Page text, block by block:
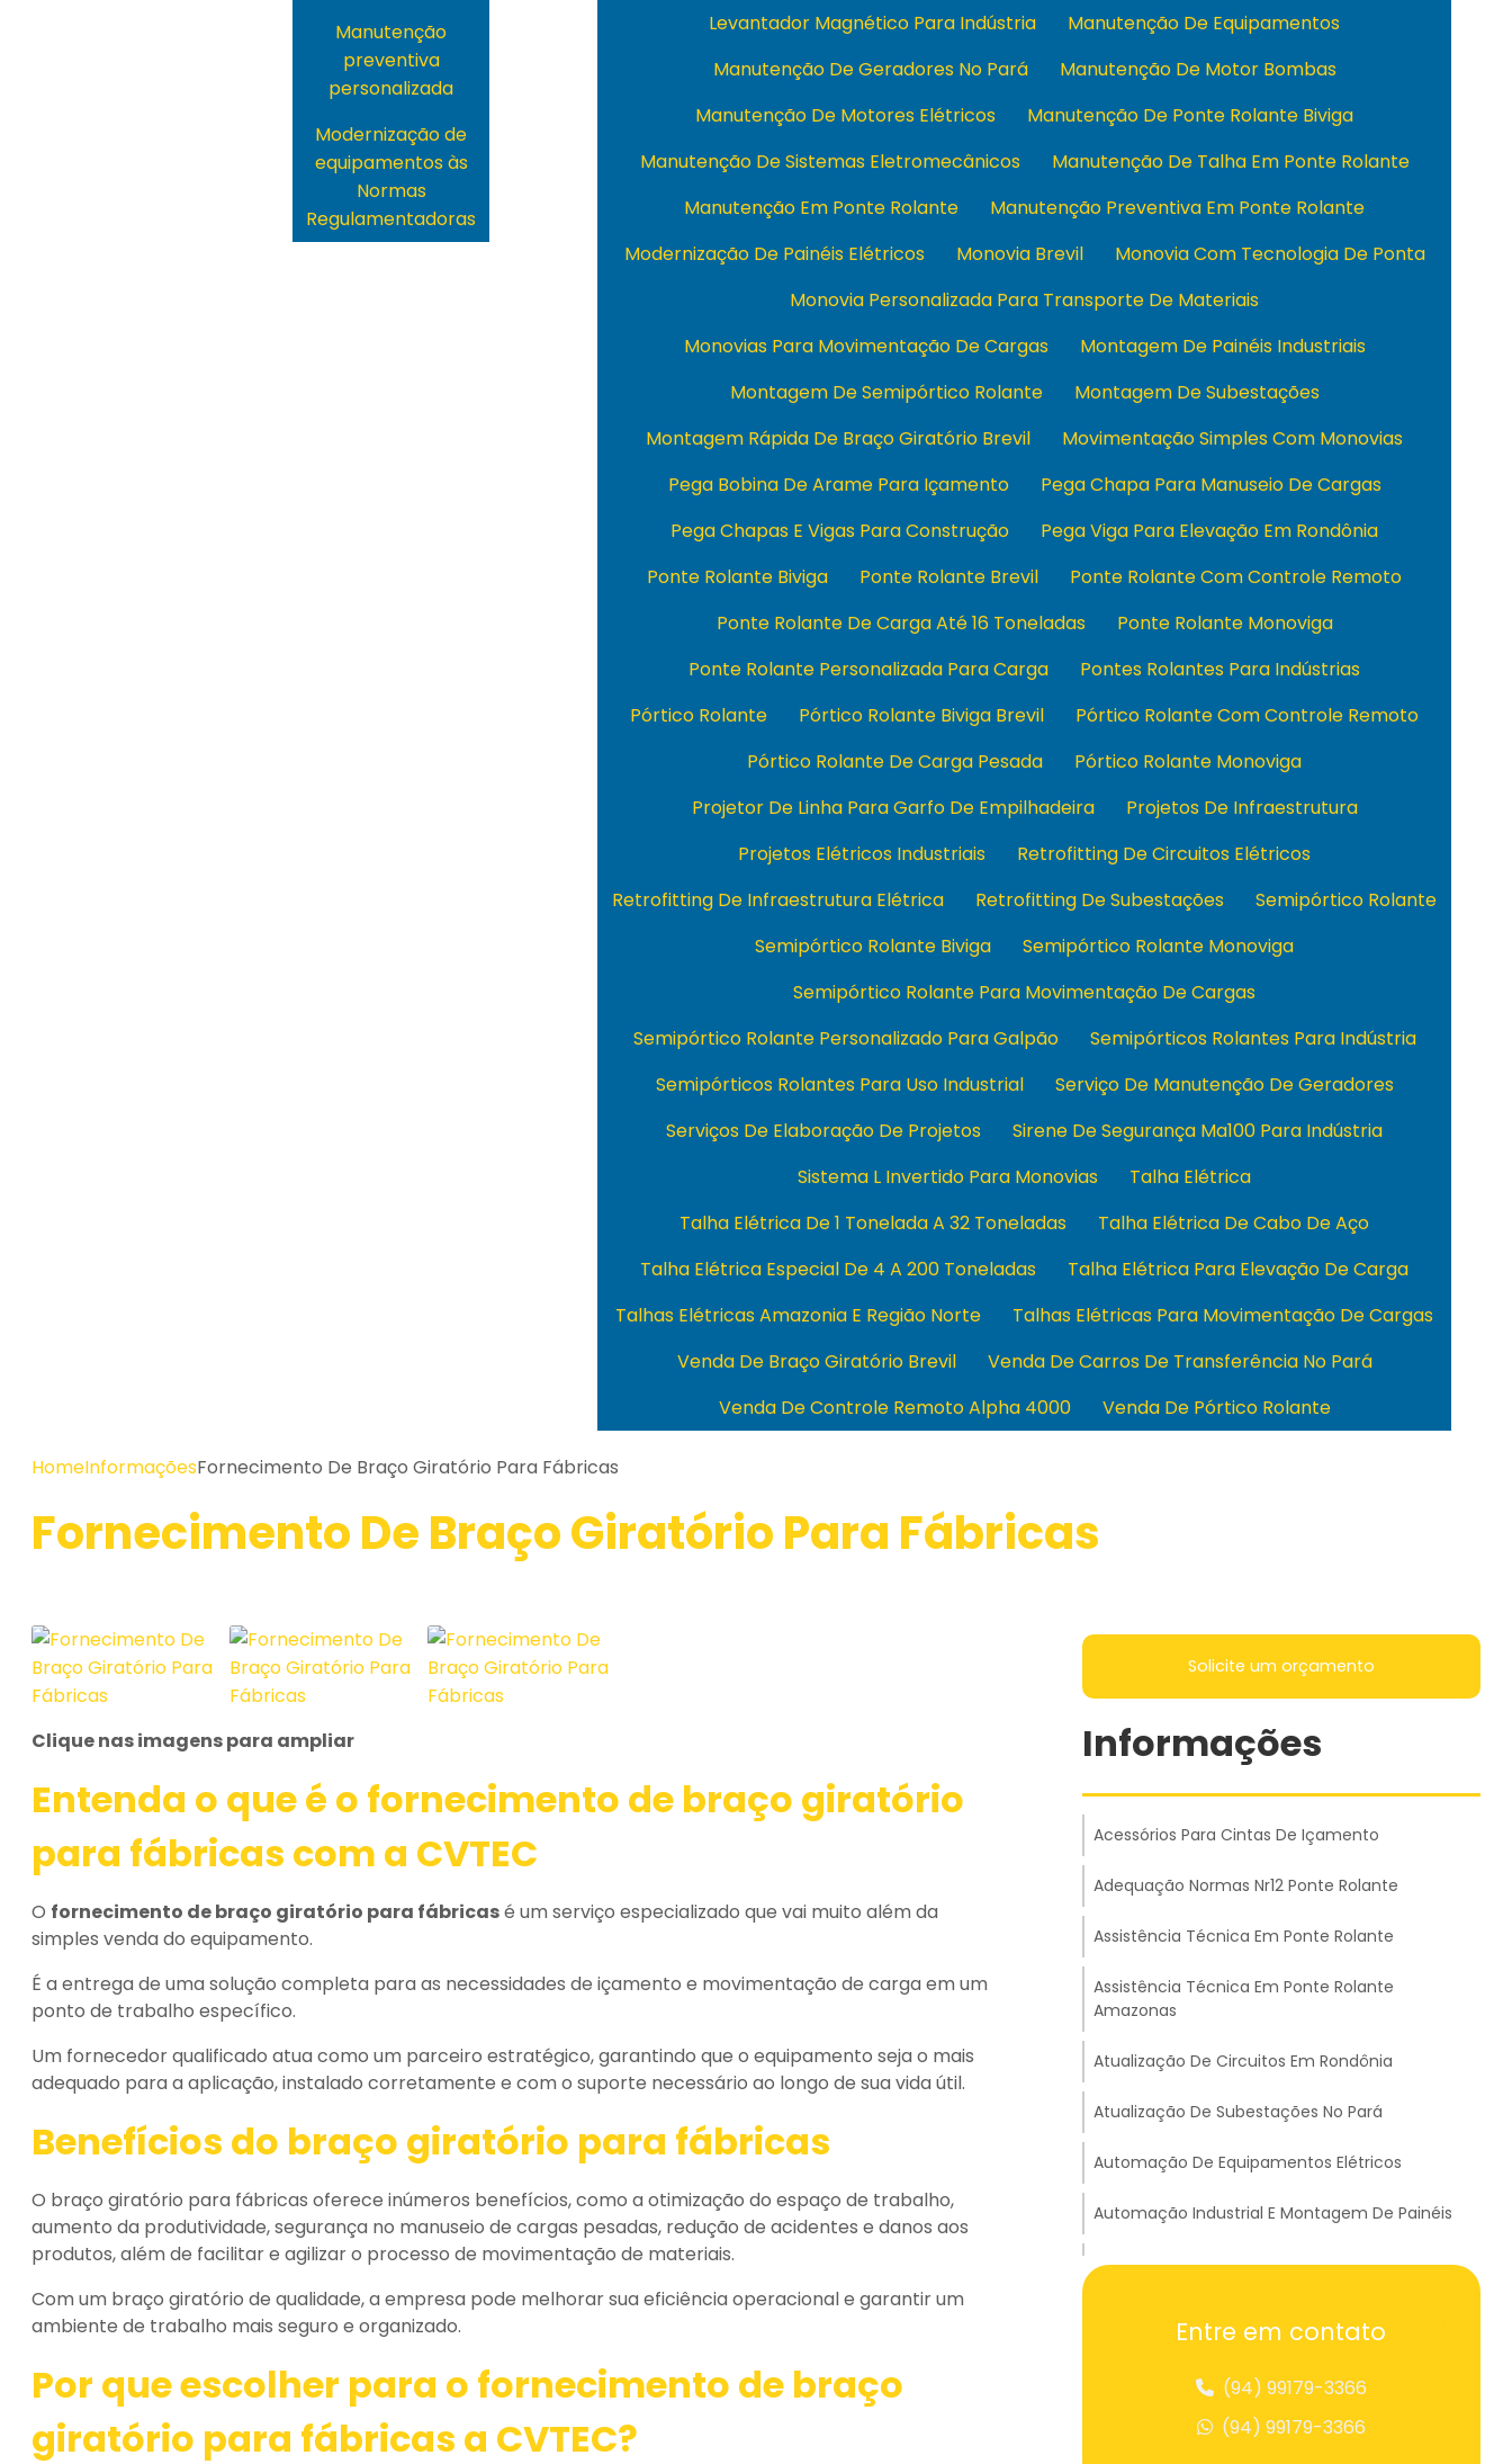
Manutenção
preventiva
personalizada
Modernização de
equipamentos às
Normas
Regulamentadoras
Levantador Magnético Para Indústria
Manutenção De Equipamentos
Manutenção De Geradores No Pará
Manutenção De Motor Bombas
Manutenção De Motores Elétricos
Manutenção De Ponte Rolante Biviga
Manutenção De Sistemas Eletromecânicos
Manutenção De Talha Em Ponte Rolante
Manutenção Em Ponte Rolante
Manutenção Preventiva Em Ponte Rolante
Modernização De Painéis Elétricos
Monovia Brevil
Monovia Com Tecnologia De Ponta
Monovia Personalizada Para Transporte De Materiais
Monovias Para Movimentação De Cargas
Montagem De Painéis Industriais
Montagem De Semipórtico Rolante
Montagem De Subestações
Montagem Rápida De Braço Giratório Brevil
Movimentação Simples Com Monovias
Pega Bobina De Arame Para Içamento
Pega Chapa Para Manuseio De Cargas
Pega Chapas E Vigas Para Construção
Pega Viga Para Elevação Em Rondônia
Ponte Rolante Biviga
Ponte Rolante Brevil
Ponte Rolante Com Controle Remoto
Ponte Rolante De Carga Até 16 Toneladas
Ponte Rolante Monoviga
Ponte Rolante Personalizada Para Carga
Pontes Rolantes Para Indústrias
Pórtico Rolante
Pórtico Rolante Biviga Brevil
Pórtico Rolante Com Controle Remoto
Pórtico Rolante De Carga Pesada
Pórtico Rolante Monoviga
Projetor De Linha Para Garfo De Empilhadeira
Projetos De Infraestrutura
Projetos Elétricos Industriais
Retrofitting De Circuitos Elétricos
Retrofitting De Infraestrutura Elétrica
Retrofitting De Subestações
Semipórtico Rolante
Semipórtico Rolante Biviga
Semipórtico Rolante Monoviga
Semipórtico Rolante Para Movimentação De Cargas
Semipórtico Rolante Personalizado Para Galpão
Semipórticos Rolantes Para Indústria
Semipórticos Rolantes Para Uso Industrial
Serviço De Manutenção De Geradores
Serviços De Elaboração De Projetos
Sirene De Segurança Ma100 Para Indústria
Sistema L Invertido Para Monovias
Talha Elétrica
Talha Elétrica De 1 Tonelada A 32 Toneladas
Talha Elétrica De Cabo De Aço
Talha Elétrica Especial De 4 A 200 Toneladas
Talha Elétrica Para Elevação De Carga
Talhas Elétricas Amazonia E Região Norte
Talhas Elétricas Para Movimentação De Cargas
Venda De Braço Giratório Brevil
Venda De Carros De Transferência No Pará
Venda De Controle Remoto Alpha 4000
Venda De Pórtico Rolante
HomeInformaçõesFornecimento De Braço Giratório Para Fábricas
Fornecimento De Braço Giratório Para Fábricas
Clique nas imagens para ampliar
Entenda o que é o fornecimento de braço giratório
para fábricas com a CVTEC
O fornecimento de braço giratório para fábricasé um serviço especializado que vai muito além da
simples venda do equipamento.
É a entrega de uma solução completa para as necessidades de içamento e movimentação de carga em um
ponto de trabalho específico.
Um fornecedor qualificado atua como um parceiro estratégico, garantindo que o equipamento seja o mais
adequado para a aplicação, instalado corretamente e com o suporte necessário ao longo de sua vida útil.
Benefícios do braço giratório para fábricas
O braço giratório para fábricas oferece inúmeros benefícios, como a otimização do espaço de trabalho,
aumento da produtividade, segurança no manuseio de cargas pesadas, redução de acidentes e danos aos
produtos, além de facilitar e agilizar o processo de movimentação de materiais.
Com um braço giratório de qualidade, a empresa pode melhorar sua eficiência operacional e garantir um
ambiente de trabalho mais seguro e organizado.
Por que escolher para o fornecimento de braço
giratório para fábricas a CVTEC?
Solicite um orçamento
Informações
Acessórios Para Cintas De Içamento
Adequação Normas Nr12 Ponte Rolante
Assistência Técnica Em Ponte Rolante
Assistência Técnica Em Ponte Rolante
Amazonas
Atualização De Circuitos Em Rondônia
Atualização De Subestações No Pará
Automação De Equipamentos Elétricos
Automação Industrial E Montagem De Painéis
Balança Suspensa Para Pesagem
Balancim Travessão A Para Carga
Entre em contato
(94) 99179-3366
(94) 99179-3366